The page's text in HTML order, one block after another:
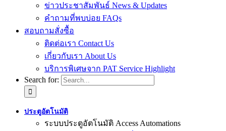
ข่าวประชาสัมพันธ์ News & Updates
คำถามที่พบบ่อย FAQs
สอบถามสั่งซื้อ
ติดต่อเรา Contact Us
เกี่ยวกับเรา About Us
บริการพิเศษจาก PAT Service Highlight
Search for:
ประตูอัตโนมัติ
ระบบประตูอัตโนมัติ Access Automations